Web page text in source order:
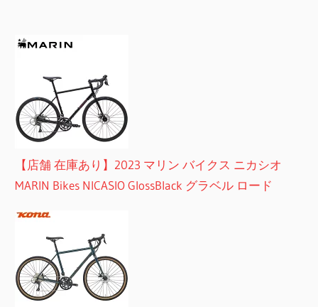
【店舗 在庫あり】2023 マリン バイクス ニカシオ
MARIN Bikes NICASIO GlossBlack グラベル ロード